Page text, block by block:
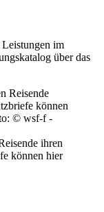
im
über das
ihren
können hier